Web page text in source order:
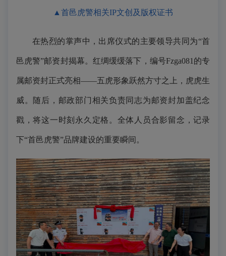
▲首邑虎警相关IP文创及版权证书
在热烈的掌声中，出席仪式的主要领导共同为“首
邑虎警”邮资封揭幕。红绸缓缓落下，编号Fzga081的专
属邮资封正式亮相——五虎形象跃然方寸之上，虎虎生
威。随后，邮政部门相关负责同志为邮资封加盖纪念
戳，将这一时刻永久定格。全体人员合影留念，记录
下“首邑虎警”品牌建设的重要瞬间。